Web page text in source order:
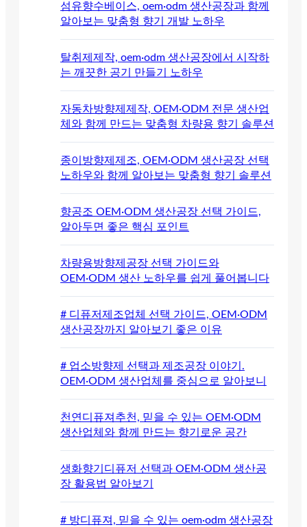
섬유향수베이스, oem·odm 생산공장과 함께
알아보는 맞춤형 향기 개발 노하우
탈취제제작, oem·odm 생산공장에서 시작하
는 깨끗한 공기 만들기 노하우
자동차방향제제작, OEM·ODM 전문 생산업
체와 함께 만드는 맞춤형 차량용 향기 솔루션
종이방향제제조, OEM·ODM 생산공장 선택
노하우와 함께 알아보는 맞춤형 향기 솔루션
향공조 OEM·ODM 생산공장 선택 가이드,
알아두면 좋은 핵심 포인트
차량용방향제공장 선택 가이드와
OEM·ODM 생산 노하우를 쉽게 풀어봅니다
# 디퓨저제조업체 선택 가이드, OEM·ODM
생산공장까지 알아보기 좋은 이유
# 업소방향제 선택과 제조공장 이야기.
OEM·ODM 생산업체를 중심으로 알아보니
천연디퓨져추천, 믿을 수 있는 OEM·ODM
생산업체와 함께 만드는 향기로운 공간
생화향기디퓨저 선택과 OEM·ODM 생산공
장 활용법 알아보기
# 방디퓨져, 믿을 수 있는 oem·odm 생산공장